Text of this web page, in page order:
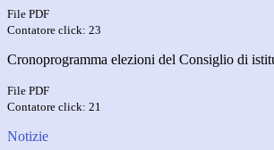
File PDF
Contatore click: 23
Cronoprogramma elezioni del Consiglio di
File PDF
Contatore click: 21
Notizie